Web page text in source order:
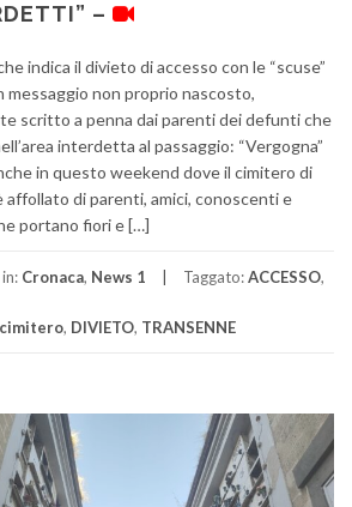
–
indica il divieto di accesso con le “scuse”
messaggio non proprio nascosto,
scritto a penna dai parenti dei defunti che
interdetta al passaggio: “Vergogna”
in questo weekend dove il cimitero di
affollato di parenti, amici, conoscenti e
portano fiori e […]
Cronaca, News 1 Taggato:ACCESSO,
cimitero, DIVIETO, TRANSENNE